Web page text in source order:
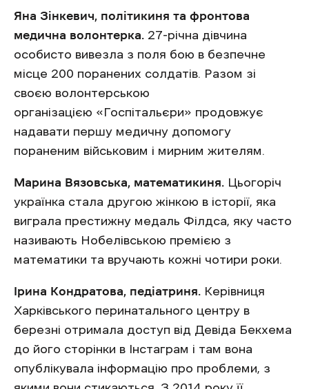
Яна Зінкевич, політикиня та фронтова
медична волонтерка. 27-річна дівчина
особисто вивезла з поля бою в безпечне
місце 200 поранених солдатів. Разом зі
своєю волонтерською
організацією «Госпітальєри» продовжує
надавати першу медичну допомогу
пораненим військовим і мирним жителям.
Марина Вязовська, математикиня. Цьогоріч
українка стала другою жінкою в історії, яка
виграла престижну медаль Філдса, яку часто
називають Нобелівською премією з
математики та вручають кожні чотири роки.
Ірина Кондратова, педіатриня. Керівниця
Харківського перинатального центру в
березні отримала доступ від Девіда Бекхема
до його сторінки в Інстаграм і там вона
опублікувала інформацію про проблеми, з